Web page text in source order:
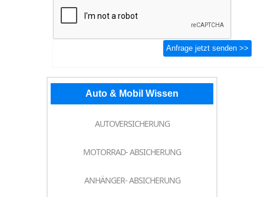
Auto & Mobil Wissen
AUTOVERSICHERUNG
MOTORRAD- ABSICHERUNG
ANHÄNGER- ABSICHERUNG